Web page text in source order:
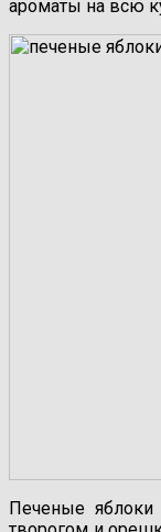
ароматы на всю
Печеные